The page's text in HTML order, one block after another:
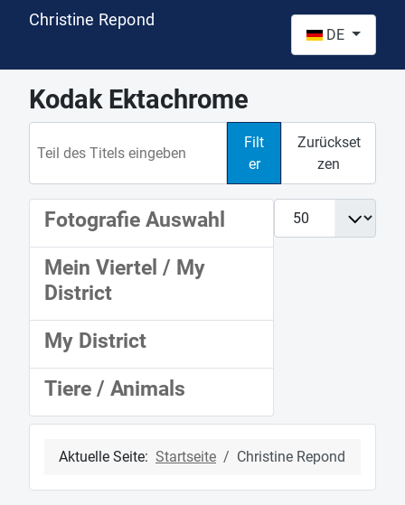
Christine Repond
DE
Kodak Ektachrome
Filt
er
Zurückset
zen
Anzeige #
Fotografie Auswahl
Mein Viertel / My
District
My District
Tiere / Animals
Aktuelle Seite: Startseite Christine Repond